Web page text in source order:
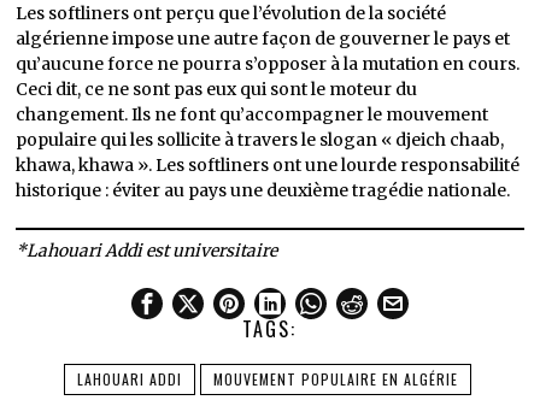
Les softliners ont perçu que l’évolution de la société
algérienne impose une autre façon de gouverner le pays et
qu’aucune force ne pourra s’opposer à la mutation en cours.
Ceci dit, ce ne sont pas eux qui sont le moteur du
changement. Ils ne font qu’accompagner le mouvement
populaire qui les sollicite à travers le slogan « djeich chaab,
khawa, khawa ». Les softliners ont une lourde responsabilité
historique : éviter au pays une deuxième tragédie nationale.
*Lahouari Addi est universitaire
TAGS:
LAHOUARI ADDI MOUVEMENT POPULAIRE EN ALGÉRIE